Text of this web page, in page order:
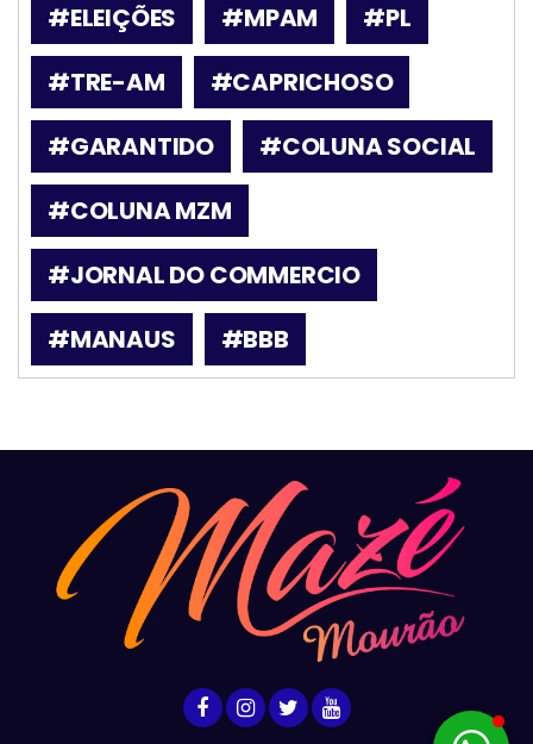
#ELEIÇÕES
#MPAM
#PL
#TRE-AM
#CAPRICHOSO
#GARANTIDO
#COLUNA SOCIAL
#COLUNA MZM
#JORNAL DO COMMERCIO
#MANAUS
#BBB